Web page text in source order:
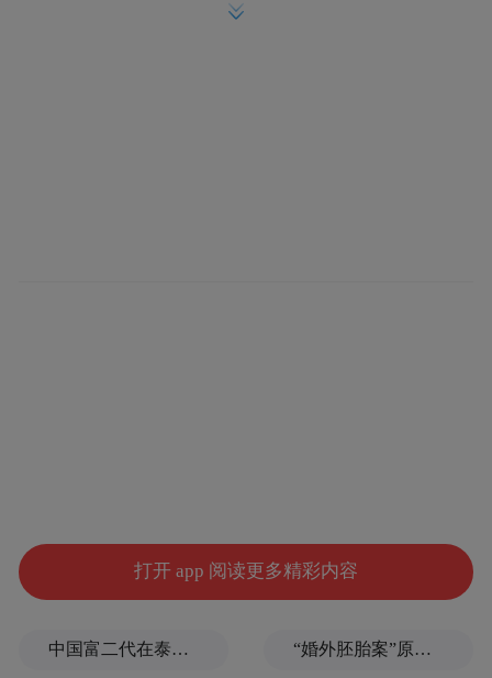
打开 app 阅读更多精彩内容
中国富二代在泰国被杀，嫌犯自首后称“在女友浴室看见他”，真相却没这么简单 “婚外胚胎案”原配妻子求助律师：如何核实胚胎已销毁？伪造结婚证算重婚吗？医院的责任边界在哪？